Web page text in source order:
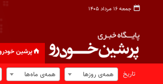
جمعه ۱۶ مرداد ۱۴۰۵
پرشین
تاریخ همه‌ی روزها همه‌ی ماه‌ها